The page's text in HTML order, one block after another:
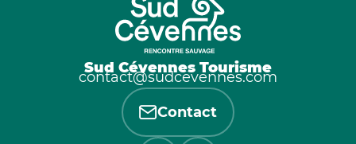
Sud Cévennes Tourisme
contact@sudcevennes.com
Contact